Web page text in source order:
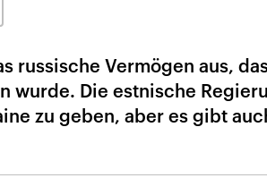
russische Vermögen aus,
wurde. Die estnische
zu geben, aber es gibt